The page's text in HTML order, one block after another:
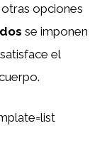
opciones
se imponen
el